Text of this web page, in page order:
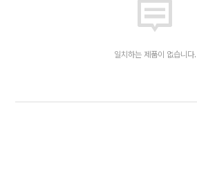
일치하는 제품이 없습니다.